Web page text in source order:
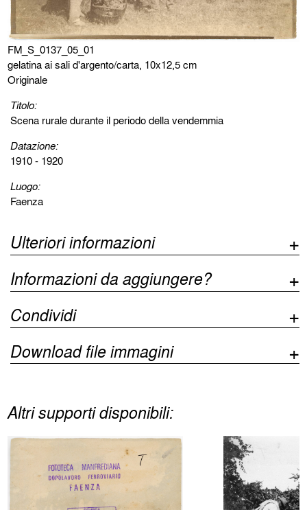
FM_S_0137_05_01
gelatina ai sali d'argento/carta, 10x12,5 cm
Originale
Titolo:
Scena rurale durante il periodo della vendemmia
Datazione:
1910 - 1920
Luogo:
Faenza
Ulteriori informazioni
Informazioni da aggiungere?
Condividi
Download file immagini
Altri supporti disponibili: